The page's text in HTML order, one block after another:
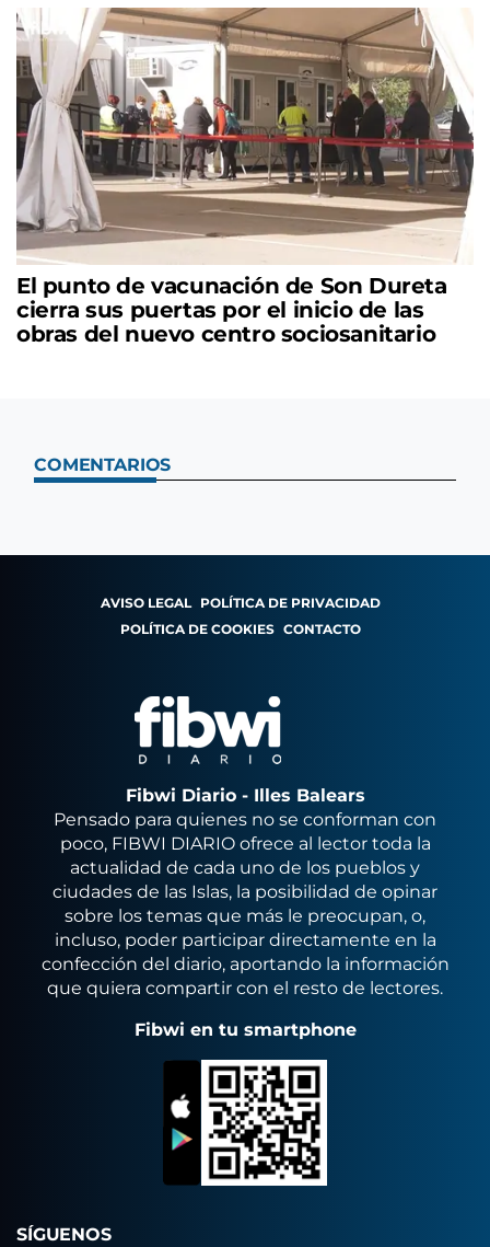
El punto de vacunación de Son Dureta
cierra sus puertas por el inicio de las
obras del nuevo centro sociosanitario
COMENTARIOS
AVISO LEGAL POLÍTICA DE PRIVACIDAD
POLÍTICA DE COOKIES CONTACTO
Fibwi Diario - Illes Balears
Pensado para quienes no se conforman con
poco, FIBWI DIARIO ofrece al lector toda la
actualidad de cada uno de los pueblos y
ciudades de las Islas, la posibilidad de opinar
sobre los temas que más le preocupan, o,
incluso, poder participar directamente en la
confección del diario, aportando la información
que quiera compartir con el resto de lectores.
Fibwi en tu smartphone
SÍGUENOS